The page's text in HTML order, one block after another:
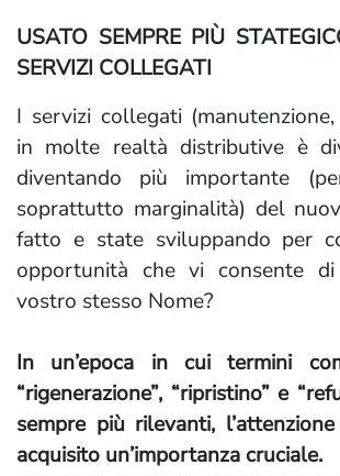
USATO SEMPRE PIÙ
SERVIZI COLLEGATI
I servizi collegati (manutenzione,
in molte realtà distributive è
diventando più importante
soprattutto marginalità) del
fatto e state sviluppando per
opportunità che vi consente
vostro stesso Nome?
In un’epoca in cui termini
“rigenerazione”, “ripristino” e
sempre più rilevanti,
acquisito un’importanza cruciale.